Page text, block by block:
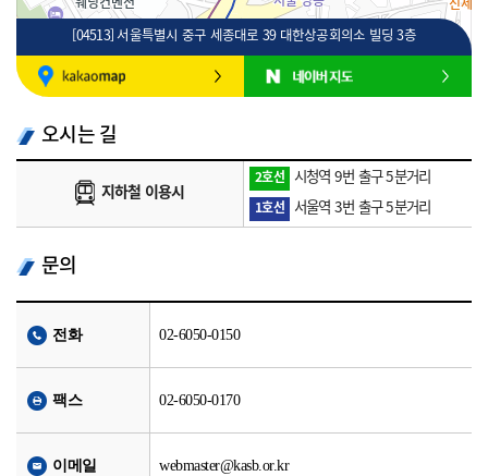
100m
[04513] 서울특별시 중구 세종대로 39 대한상공회의소 빌딩 3층
오시는 길
지하철 이용시
2호선 시청역 9번 출구 5분거리
1호선 서울역 3번 출구 5분거리
문의
전화 02-6050-0150
팩스 02-6050-0170
이메일 webmaster@kasb.or.kr